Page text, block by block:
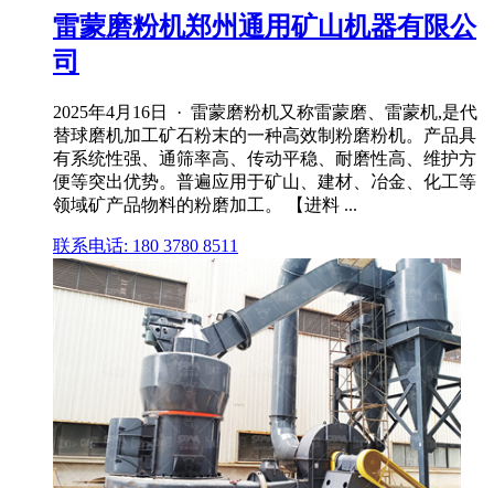
雷蒙磨粉机郑州通用矿山机器有限公
司
2025年4月16日 · 雷蒙磨粉机又称雷蒙磨、雷蒙机,是代
替球磨机加工矿石粉末的一种高效制粉磨粉机。产品具
有系统性强、通筛率高、传动平稳、耐磨性高、维护方
便等突出优势。普遍应用于矿山、建材、冶金、化工等
领域矿产品物料的粉磨加工。 【进料 ...
联系电话: 180 3780 8511